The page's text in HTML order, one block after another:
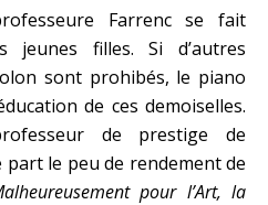
Farrenc se fait
jeunes filles. Si d’autres
sont prohibés, le piano
de ces demoiselles.
de prestige de
part le peu de rendement de
pour l’Art, la